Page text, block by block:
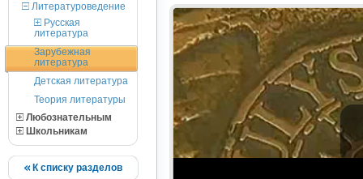
Литературоведение
Русская
литература
Зарубежная
литература
Детская литература
Теория литературы
Любознательным
Школьникам
К списку разделов